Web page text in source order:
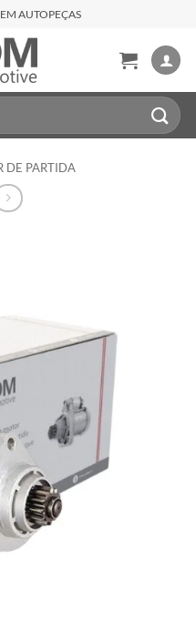
AUTOPEÇAS
DE PARTIDA